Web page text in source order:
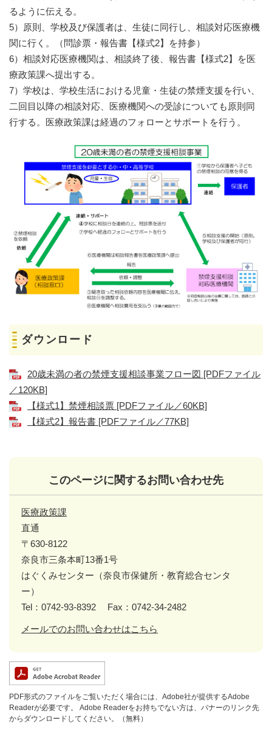
るように伝える。
5）原則、学校及び保護者は、生徒に同行し、相談対応医療機
関に行く。（問診票・報告書【様式2】を持参）
6）相談対応医療機関は、相談終了後、報告書【様式2】を医
療政策課へ提出する。
​7）学校は、学校生活における児童・生徒の禁煙支援を行い、
二回目以降の相談対応、医療機関への受診についても原則同
行する。医療政策課は経過のフォローとサポートを行う。
ダウンロード
20歳未満の者の禁煙支援相談事業フロー図 [PDFファイル
／120KB]
【様式1】禁煙相談票 [PDFファイル／60KB]
【様式2】報告書 [PDFファイル／77KB]
このページに関するお問い合わせ先
医療政策課
直通
〒630-8122
奈良市三条本町13番1号
はぐくみセンター（奈良市保健所・教育総合センタ
ー）
Tel：0742-93-8392
Fax：0742-34-2482
メールでのお問い合わせはこちら
PDF形式のファイルをご覧いただく場合には、Adobe社が提供するAdobe
Readerが必要です。
Adobe Readerをお持ちでない方は、バナーのリンク先
からダウンロードしてください。（無料）